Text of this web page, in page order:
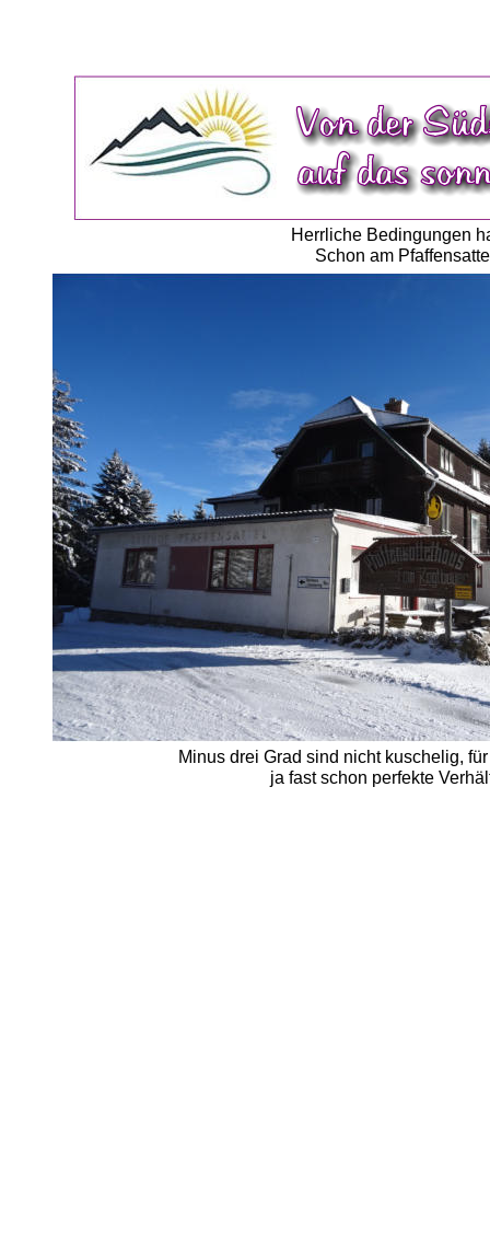
Herrliche Bedingungen
Schon am
Minus drei Grad sind nicht kuschelig,
ja fast schon perfekte